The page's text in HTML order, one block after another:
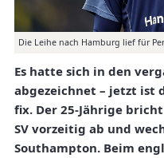
Die Leihe nach Hamburg lief für
Es hatte sich in den
abgezeichnet – jetzt ist
fix. Der 25-Jährige
SV vorzeitig ab und
Southampton. Beim